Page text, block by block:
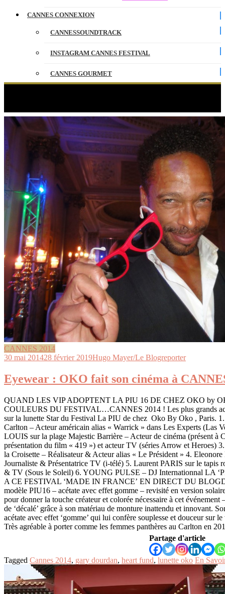
CANNES CONNEXION
CANNESSOUNDTRACK
INSTAGRAM CANNES FESTIVAL
CANNES GOURMET
ENGLISH
CANNES 2014
30 mai 201428 février 2019Hugo Mayer/Le Blogreporter
Eyewear : OKO fait son cinéma à
QUAND LES VIP ADOPTENT LA PIU 16 DE CHEZ OKO by
COULEURS DU FESTIVAL…CANNES 2014 ! Les plus grands
sur la lunette Star du Festival La PIU de chez Oko By Oko , Paris.
Carlton – Acteur américain alias « Warrick » dans Les Experts (Las
LOUIS sur la plage Majestic Barrière – Acteur de cinéma (présent à
présentation du film « 419 ») et acteur TV (séries Arrow et Heroes)
la Croisette – Réalisateur & Acteur alias « Le Président » 4.
Journaliste & Présentatrice TV (i-télé) 5. Laurent PARIS sur le tapis
& TV (Sous le Soleil) 6. YOUNG PULSE – DJ Internationnal LA
A CE FESTIVAL ‘MADE IN FRANCE’ EN DIRECT DU
modèle PIU16 – acétate avec effet gomme – revisité en version
pour donner la touche créateur et colorée nécessaire à cet événement
de ‘décalé’ grâce à son matériau de monture inattendu et innovant.
acétate avec effet ‘gomme’ qui lui confère souplesse et douceur sur
Très agréable à porter comme les femmes panthères au Carlton en
Partage d'article
Tagged Cannes 2014, gary dourdan, heart fund, lunette oko En